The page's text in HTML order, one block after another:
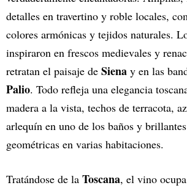
detalles en travertino y roble locales,
colores armónicas y tejidos naturales.
inspiraron en frescos medievales y
retratan el paisaje de Siena y en las
Palio. Todo refleja una elegancia
madera a la vista, techos de terracota,
arlequín en uno de los baños y
geométricas en varias habitaciones.
Tratándose de la Toscana, el vino